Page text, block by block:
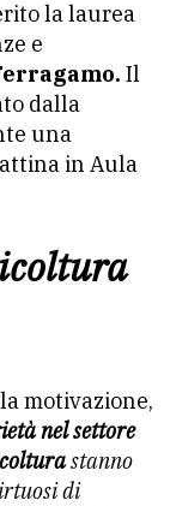
la laurea
e
Il
dalla
una
in Aula
motivazione,
nel settore
stanno
di